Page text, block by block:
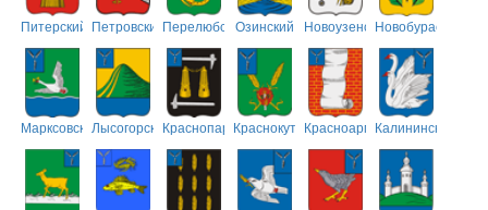
Питерский ПетровскийПерелюбскийОзинский НовоузенскийНовобурасский
МарксовскийЛысогорскийКраснопартизанский
КраснокутскийКрасноармейский
Калининский